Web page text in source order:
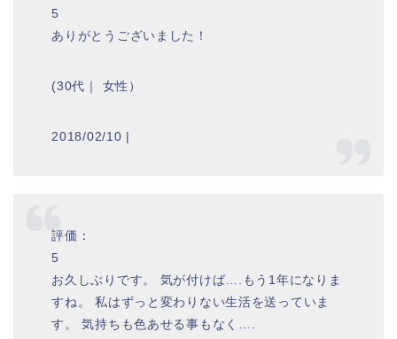
5
ありがとうございました！
(30代｜ 女性）
2018/02/10 |
評価：
5
お久しぶりです。 気が付けば….もう1年になりま
すね。 私はずっと変わりない生活を送っていま
す。 気持ちも色あせる事もなく….